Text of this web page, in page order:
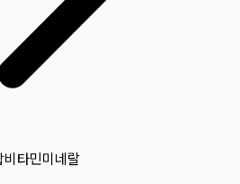
비타민미네랄